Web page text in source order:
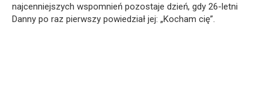
najcenniejszych wspomnień pozostaje dzień, gdy 26-letni
Danny po raz pierwszy powiedział jej: „Kocham cię”.